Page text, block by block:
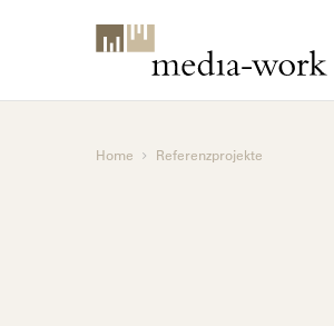
Home Referenzprojekte